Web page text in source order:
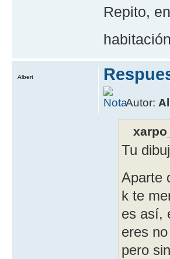
Repito,
habitación
Autor:
Tu
Aparte
k te
es así­,
eres
pero
Albert